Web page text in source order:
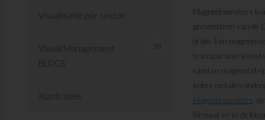
Visualisatie per sector
Visual Management
BLOGS
28
Klantcases
Magneetvensters
presenteren van de
of lijn. Een
transparante
rand en
iedere metalen
Magneetvensters
formaat en in de